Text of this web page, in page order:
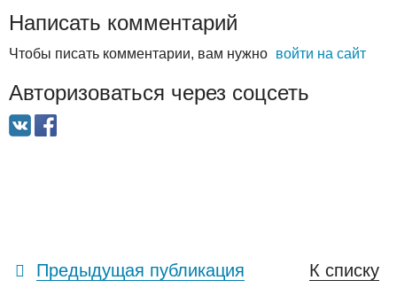
Написать комментарий
Чтобы писать комментарии, вам нужно войти на сайт
Авторизоваться через соцсеть
Предыдущая публикация
К списку